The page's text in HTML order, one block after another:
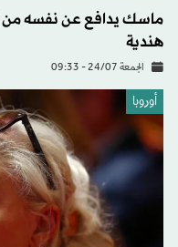
ماسك يدافع عن نفسه
هندية
الجمعة 24/07 - 09:33
أوروبا